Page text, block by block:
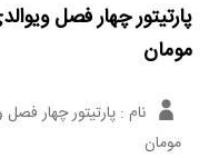
پارتیتور چهار فصل
مومان
نام : پارتیتور چهار
مومان